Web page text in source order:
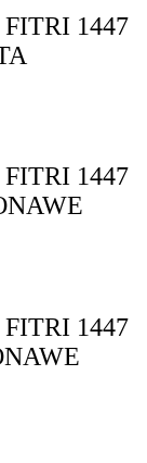
1447
1447
1447